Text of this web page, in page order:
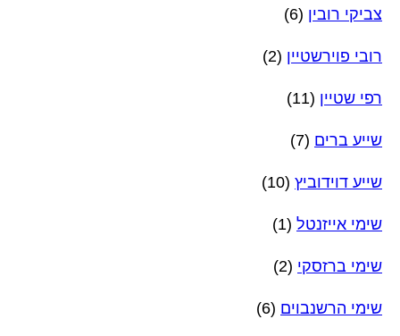
צביקי רובין (6)
רובי פוירשטיין (2)
רפי שטיין (11)
שייע ברים (7)
שייע דוידוביץ (10)
שימי אייזנטל (1)
שימי ברזסקי (2)
שימי הרשנבוים (6)